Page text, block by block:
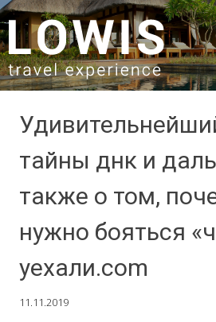
SKIP TO CONTENT
тайны днк и
также о том,
нужно бояться
уехали.com
11.11.2019